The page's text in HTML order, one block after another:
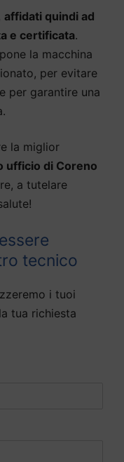
affidati quindi ad
e certificata.
la macchina
per evitare
per garantire una
la miglior
ufficio di Coreno
a tutelare
tecnico
i tuoi
tua richiesta